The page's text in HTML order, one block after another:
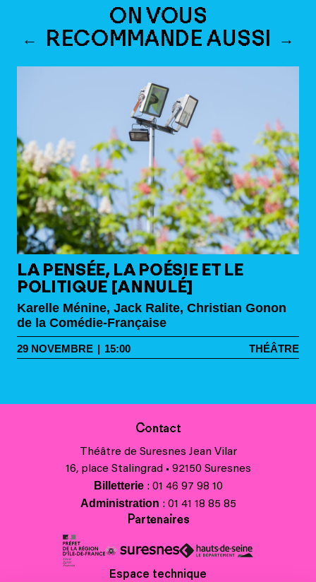
ON VOUS
RECOMMANDE AUSSI
LA PENSÉE, LA POÉSIE ET LE
POLITIQUE [ANNULÉ]
Karelle Ménine, Jack Ralite, Christian Gonon
de la Comédie-Française
29 NOVEMBRE | 15:00 THÉÂTRE
Contact
Théâtre de Suresnes Jean Vilar
16, place Stalingrad • 92150 Suresnes
Billetterie: 01 46 97 98 10
Administration : 01 41 18 85 85
Partenaires
Espace technique